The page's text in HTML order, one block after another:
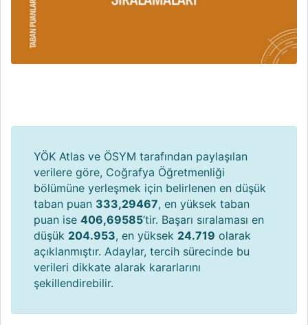
YÖK Atlas ve ÖSYM tarafından paylaşılan
verilere göre, Coğrafya Öğretmenliği
bölümüne yerleşmek için belirlenen en düşük
taban puan 333,29467, en yüksek taban
puan ise 406,69585’tir. Başarı sıralaması en
düşük 204.953, en yüksek 24.719 olarak
açıklanmıştır. Adaylar, tercih sürecinde bu
verileri dikkate alarak kararlarını
şekillendirebilir.